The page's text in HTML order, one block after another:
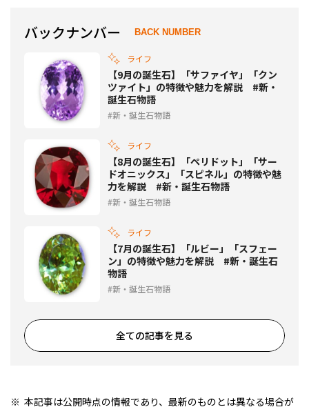
バックナンバー BACK NUMBER
ライフ
【9月の誕生石】「サファイヤ」「クン
ツァイト」の特徴や魅力を解説 #新・
誕生石物語
新・誕生石物語
ライフ
【8月の誕生石】「ペリドット」「サー
ドオニックス」「スピネル」の特徴や魅
力を解説 #新・誕生石物語
新・誕生石物語
ライフ
【7月の誕生石】「ルビー」「スフェー
ン」の特徴や魅力を解説 #新・誕生石
物語
新・誕生石物語
全ての記事を見る
本記事は公開時点の情報であり、最新のものとは異なる場合が